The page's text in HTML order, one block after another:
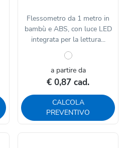
Flessometro da 1 metro in
bambù e ABS, con luce LED
integrata per la lettura...
a partire da
€ 0,87 cad.
CALCOLA
PREVENTIVO